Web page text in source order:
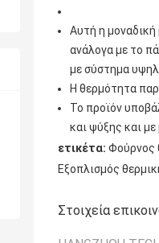
Αυτή η μοναδική
ανάλογα με το
με σύστημα
Η θερμότητα
Το προϊόν
και ψύξης και
ετικέτα: Φούρνος
Εξοπλισμός
Στοιχεία